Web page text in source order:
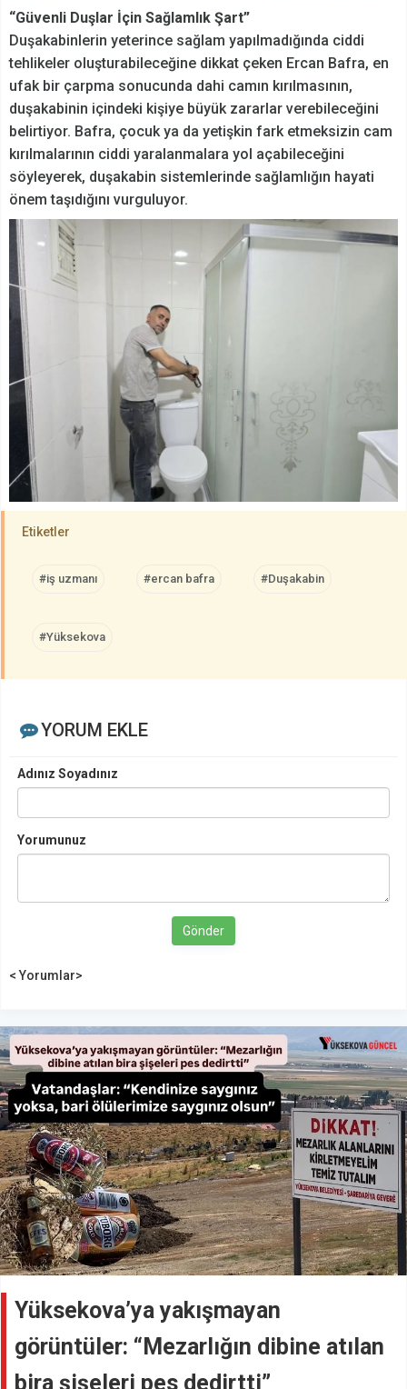
“Güvenli Duşlar İçin Sağlamlık Şart”
Duşakabinlerin yeterince sağlam yapılmadığında ciddi
tehlikeler oluşturabileceğine dikkat çeken Ercan Bafra, en
ufak bir çarpma sonucunda dahi camın kırılmasının,
duşakabinin içindeki kişiye büyük zararlar verebileceğini
belirtiyor. Bafra, çocuk ya da yetişkin fark etmeksizin cam
kırılmalarının ciddi yaralanmalara yol açabileceğini
söyleyerek, duşakabin sistemlerinde sağlamlığın hayati
önem taşıdığını vurguluyor.
Etiketler
#iş uzmanı #ercan bafra #Duşakabin
#Yüksekova
YORUM EKLE
Adınız Soyadınız
Yorumunuz
Gönder
< Yorumlar>
Yüksekova’ya yakışmayan
görüntüler: “Mezarlığın dibine atılan
bira şişeleri pes dedirtti”